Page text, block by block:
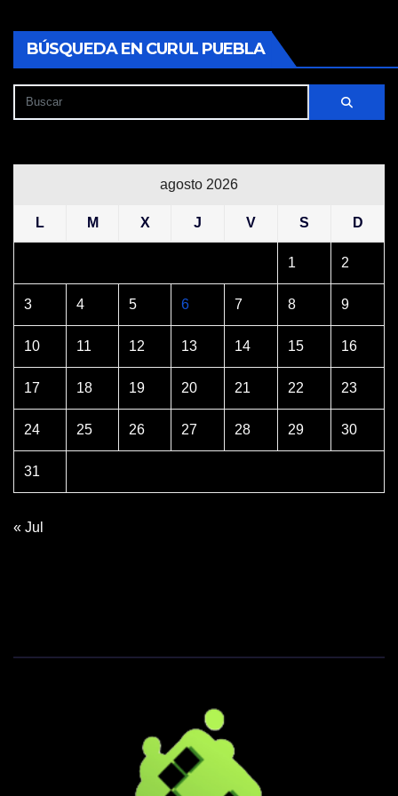
BÚSQUEDA EN CURUL PUEBLA
agosto 2026
L M X J V S D
1 2
3 4 5 6 7 8 9
10 11 12 13 14 15 16
17 18 19 20 21 22 23
24 25 26 27 28 29 30
31
« Jul